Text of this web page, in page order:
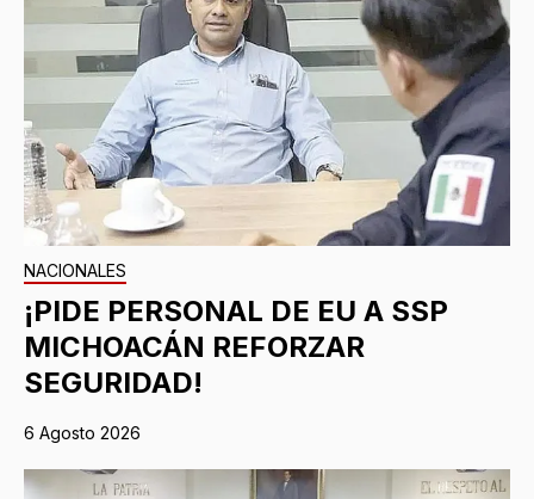
NACIONALES
¡PIDE PERSONAL DE EU A SSP
MICHOACÁN REFORZAR
SEGURIDAD!
6 Agosto 2026